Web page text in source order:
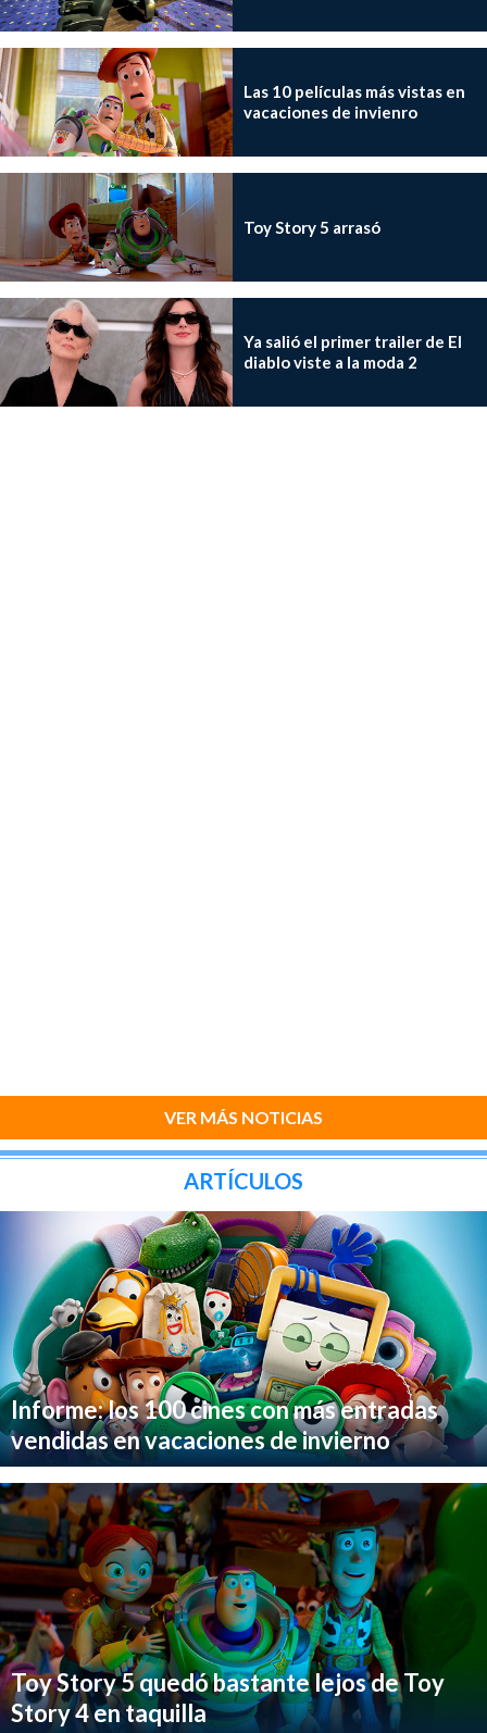
Las 10 películas más vistas en
vacaciones de invienro
Toy Story 5 arrasó
Ya salió el primer trailer de El
diablo viste a la moda 2
VER MÁS NOTICIAS
ARTÍCULOS
Informe: los 100 cines con más entradas
vendidas en vacaciones de invierno
Toy Story 5 quedó bastante lejos de Toy
Story 4 en taquilla